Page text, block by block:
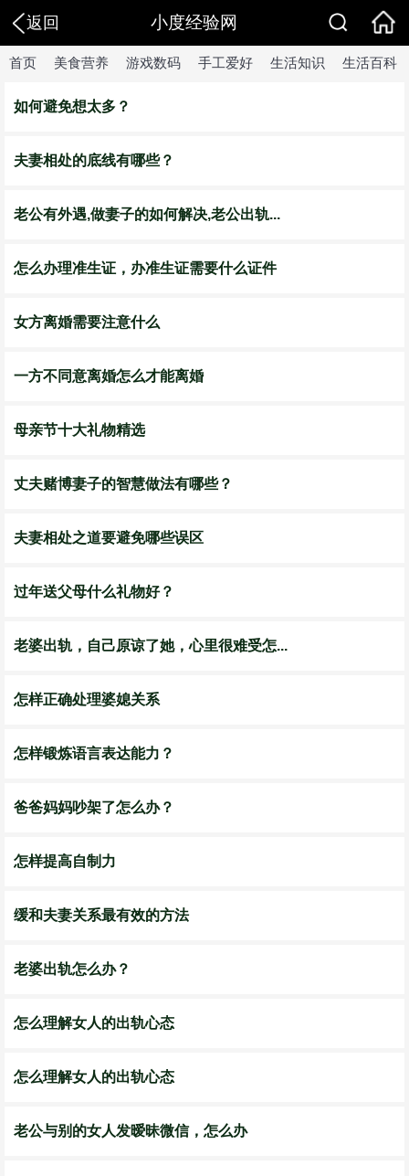
返回 小度经验网
首页 美食营养 游戏数码 手工爱好 生活知识 生活百科
如何避免想太多？
夫妻相处的底线有哪些？
老公有外遇,做妻子的如何解决,老公出轨...
怎么办理准生证，办准生证需要什么证件
女方离婚需要注意什么
一方不同意离婚怎么才能离婚
母亲节十大礼物精选
丈夫赌博妻子的智慧做法有哪些？
夫妻相处之道要避免哪些误区
过年送父母什么礼物好？
老婆出轨，自己原谅了她，心里很难受怎...
怎样正确处理婆媳关系
怎样锻炼语言表达能力？
爸爸妈妈吵架了怎么办？
怎样提高自制力
缓和夫妻关系最有效的方法
老婆出轨怎么办？
怎么理解女人的出轨心态
怎么理解女人的出轨心态
老公与别的女人发暧昧微信，怎么办